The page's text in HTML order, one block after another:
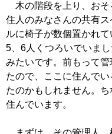
木の階段を上り、おそ
住人のみなさんの共有
ルに椅子が数個置かれ
5、6人くつろいでいま
みたいです。前もって
たので、ここに住んで
たのかもしれません。
住んでいます。